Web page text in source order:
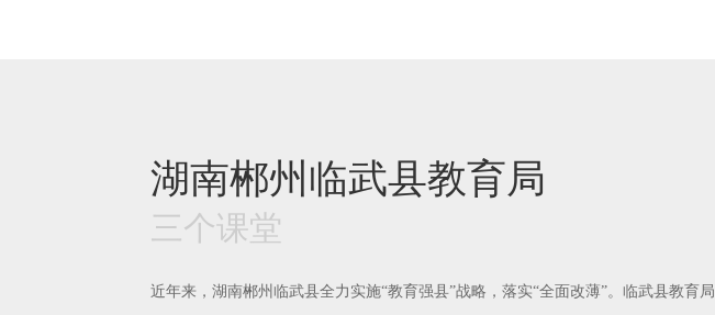
湖南郴州临武县教育局
三个课堂
近年来，湖南郴州临武县全力实施“教育强县”战略，落实“全面改薄”。临武县教育局